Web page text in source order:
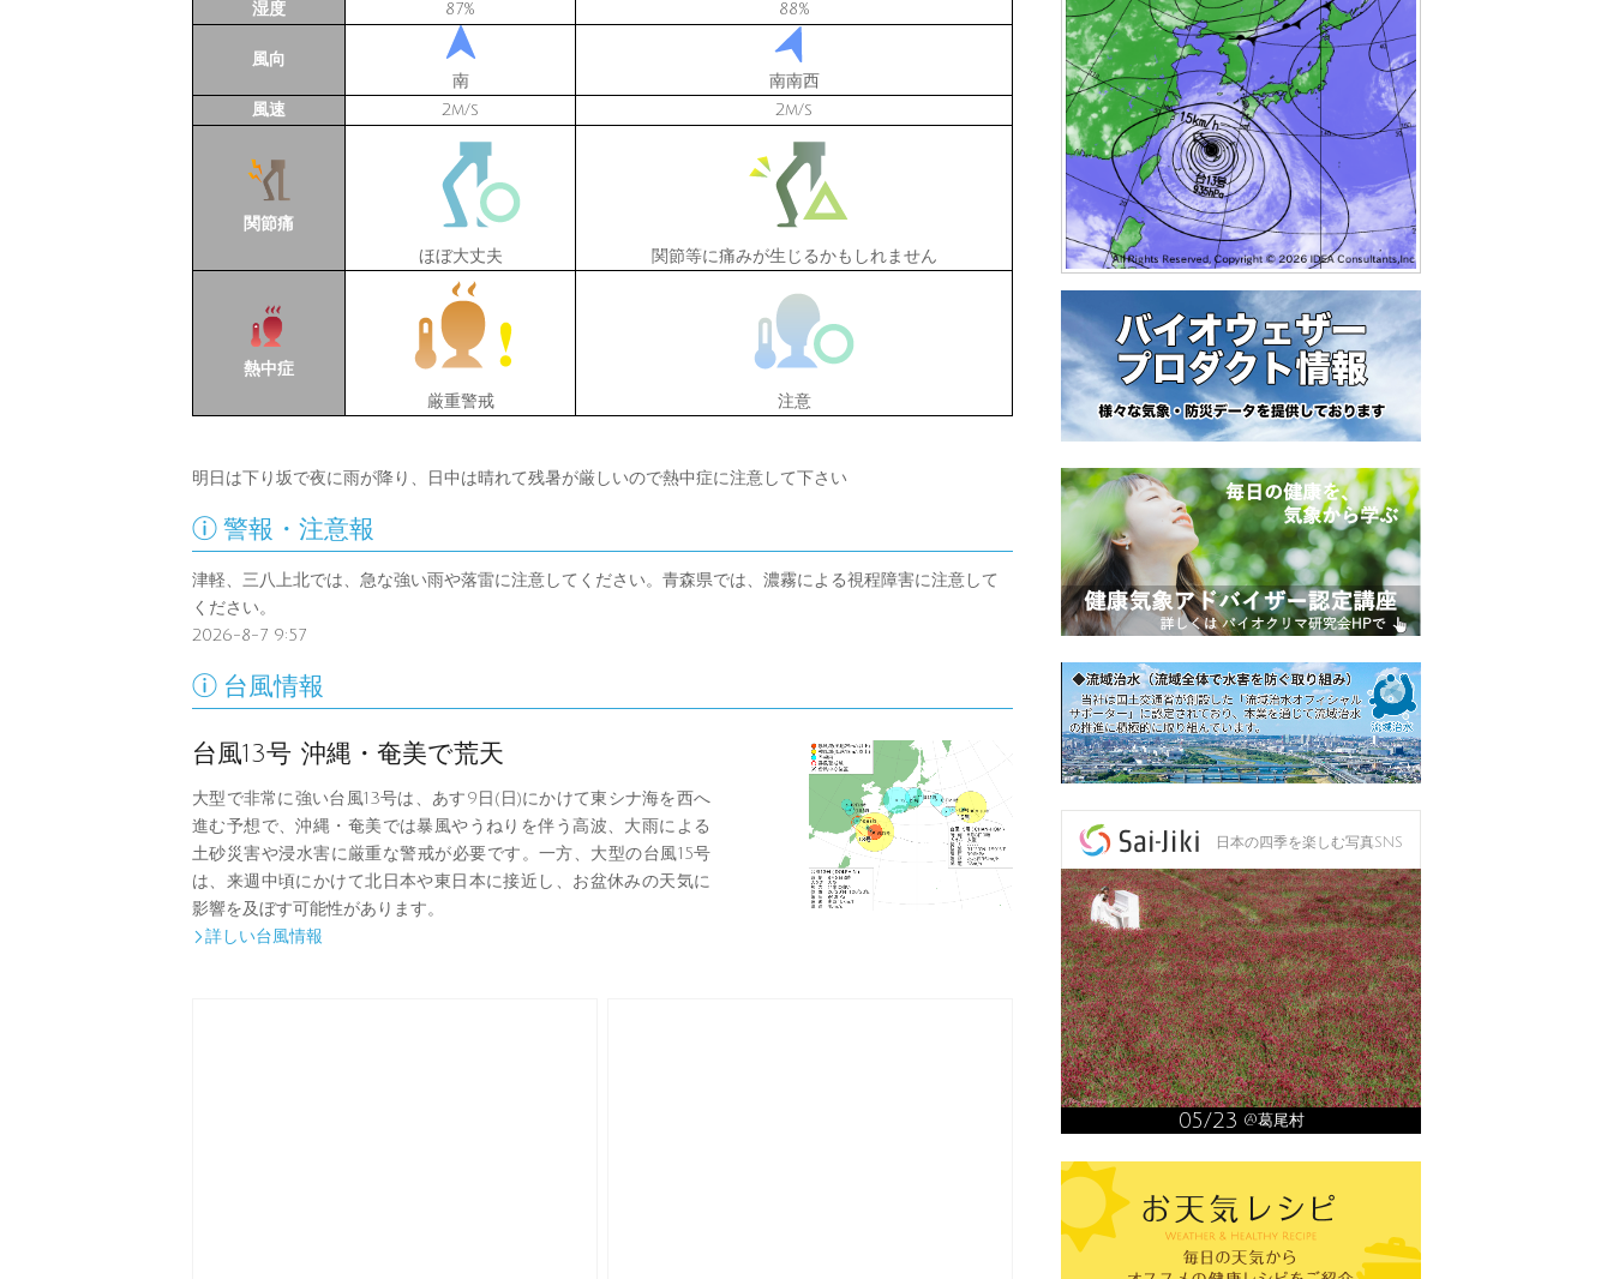
湿度 87% 88%
風向
南
南南西
風速
2m/s 2m/s
関節痛
ほぼ大丈夫
関節等に痛みが生じるかもしれません
熱中症
厳重警戒
注意
明日は下り坂で夜に雨が降り、日中は晴れて残暑が厳しいので熱中症に注意して下さい
 警報・注意報
津軽、三八上北では、急な強い雨や落雷に注意してください。青森県では、濃霧による視程障害に注意して
ください。
2026-8-7 9:57
 台風情報
台風13号 沖縄・奄美で荒天
大型で非常に強い台風13号は、あす9日(日)にかけて東シナ海を西へ
進む予想で、沖縄・奄美では暴風やうねりを伴う高波、大雨による
土砂災害や浸水害に厳重な警戒が必要です。一方、大型の台風15号
は、来週中頃にかけて北日本や東日本に接近し、お盆休みの天気に
影響を及ぼす可能性があります。
 詳しい台風情報
日本の四季を楽しむ写真SNS
05/23 @葛尾村